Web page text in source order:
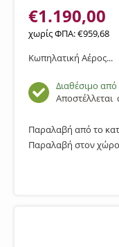
€1.190,00
χωρίς ΦΠΑ:€959,68
Κωπηλατική Αέρος...
Διαθέσιμο
Αποστέλλεται
Παραλαβή από το
Παραλαβή στον